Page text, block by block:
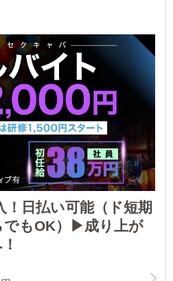
！日払い可能（ド短期
でもOK）▶成り上が